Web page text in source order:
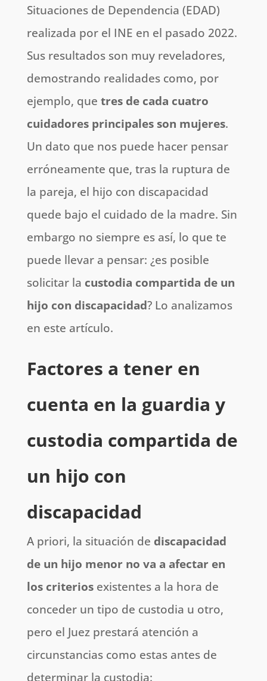
Situaciones de Dependencia (EDAD)
realizada por el INE en el pasado 2022.
Sus resultados son muy reveladores,
demostrando realidades como, por
ejemplo, que tres de cada cuatro
cuidadores principales son mujeres.
Un dato que nos puede hacer pensar
erróneamente que, tras la ruptura de
la pareja, el hijo con discapacidad
quede bajo el cuidado de la madre. Sin
embargo no siempre es así, lo que te
puede llevar a pensar: ¿es posible
solicitar la custodia compartida de un
hijo con discapacidad? Lo analizamos
en este artículo.
Factores a tener en
cuenta en la guardia y
custodia compartida de
un hijo con
discapacidad
A priori, la situación de discapacidad
de un hijo menor no va a afectar en
los criteriosexistentes a la hora de
conceder un tipo de custodia u otro,
pero el Juez prestará atención a
circunstancias como estas antes de
determinar la custodia: